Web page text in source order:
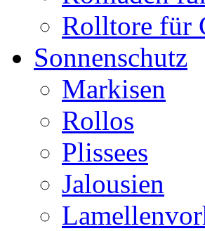
Rolltore für
Sonnenschutz
Markisen
Rollos
Plissees
Jalousien